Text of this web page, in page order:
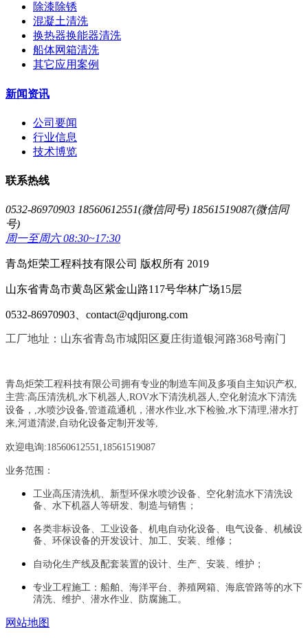
除漆除锈
混凝土清洗
换热器换能器清洗
船体网箱清洗
其它应用案例
新闻资讯
公司要闻
行业信息
技术博览
联系热线
0532-86970903 18560612551(微信同号) 18561519087(微信同
号)
周一至周六 08:30~17:30
青岛炬荣工程科技有限公司 版权所有 2019
山东省青岛市黄岛区紫金山路117号华林广场15层
0532-86970903、contact@qdjurong.com
工厂地址：山东省青岛市城阳区夏庄街道银河路368号南门
青岛炬荣工程科技有限公司拥有专业的制造车间及多项自主知识产权,
主营:高压清洗机,水下机器人,ROV水下清洗机器人,空化射流水下清洗
设备， ,水喷沙设备,管道疏通机 ， 潜水作业,水下检验,水下清理,潜水打
来,河道清淤,自动化设备定制开发等,
欢迎电询:18560612551,18561519087
业务范围：
工业高压清洗机、新型环保水喷沙设备、空化射流水下清洗设
备、水下机器人等研发、制造与销售；
各类非标设备、工业设备、机电自动化设备、电气设备、机械设
备、环保设备的开发设计、加工、安装、维修；
自动化生产线及配套装置的设计、生产、安装、维护；
专业工程施工：船舶、海洋平台、养殖网箱、海底管路等的水下
清洗、维护、潜水作业、防腐施工。
网站地图